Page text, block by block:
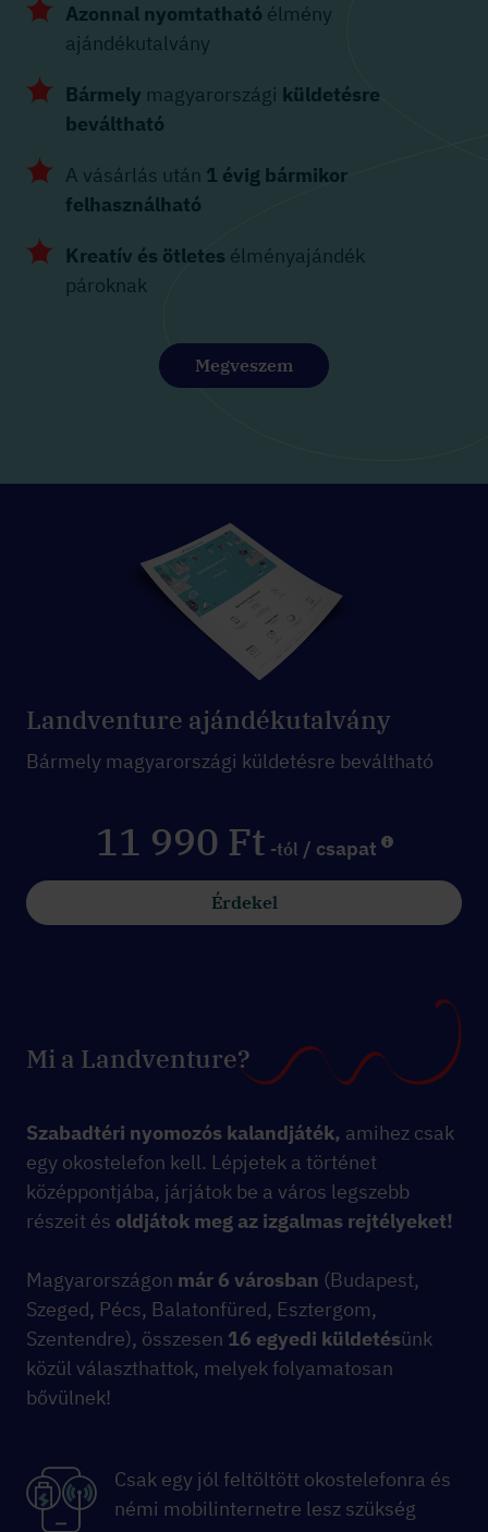
Azonnal nyomtatható élmény
ajándékutalvány
Bármely magyarországi küldetésre
beváltható
A vásárlás után 1 évig bármikor
felhasználható
Kreatív és ötletes élményajándék
pároknak
Megveszem
Landventure ajándékutalvány
Bármely magyarországi küldetésre beváltható
11 990 Ft -tól / csapat
Érdekel
Mi a Landventure?
Szabadtéri nyomozós kalandjáték, amihez csak
egy okostelefon kell. Lépjetek a történet
középpontjába, járjátok be a város legszebb
részeit és oldjátok meg az izgalmas rejtélyeket!
Magyarországon már 6 városban (Budapest,
Szeged, Pécs, Balatonfüred, Esztergom,
Szentendre), összesen 16 egyedi küldetésünk
közül választhattok, melyek folyamatosan
bővülnek!
Csak egy jól feltöltött okostelefonra és
némi mobilinternetre lesz szükség